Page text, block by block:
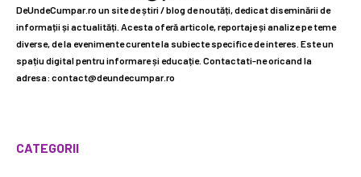
DeUndeCumpar.ro un site de știri / blog de noutăți, dedicat diseminării de
informații și actualități. Acesta oferă articole, reportaje și analize pe teme
diverse, de la evenimente curente la subiecte specifice de interes. Este un
spațiu digital pentru informare și educație. Contactati-ne oricand la
adresa: contact@deundecumpar.ro
CATEGORII